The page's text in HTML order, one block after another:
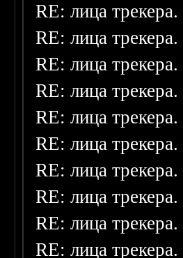
RE: лица трекера.
RE: лица трекера.
RE: лица трекера.
RE: лица трекера.
RE: лица трекера.
RE: лица трекера.
RE: лица трекера.
RE: лица трекера.
RE: лица трекера.
RE: лица трекера.